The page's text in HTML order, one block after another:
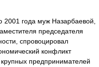
года муж Назарбаевой,
председателя
спровоцировал
конфликт
предпринимателей